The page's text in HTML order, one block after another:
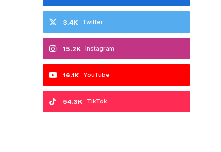
Twitter
3.4K
Instagram
15.2K
YouTube
16.1K
TikTok
54.3K